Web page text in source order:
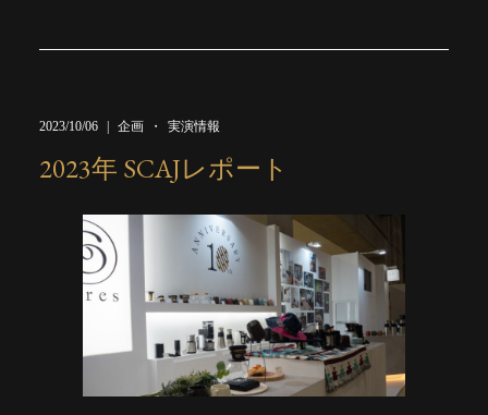
2023/10/06 企画 実演情報
2023年 SCAJレポート